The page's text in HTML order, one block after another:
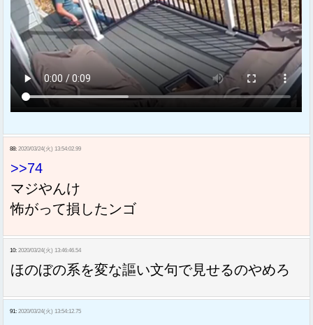
88: 2020/03/24(火) 13:54:02.99
>>74
マジやんけ
怖がって損したンゴ
10: 2020/03/24(火) 13:46:46.54
ほのぼの系を変な謳い文句で見せるのやめろ
91: 2020/03/24(火) 13:54:12.75